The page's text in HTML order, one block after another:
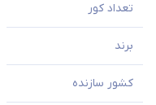
تعداد کور
برند
کشور سازنده